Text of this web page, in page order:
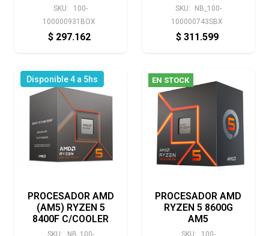
SKU:
100-
100000931BOX
$ 297.162
SKU:
NB_100-
100000743SBX
$ 311.599
Disponible 4 a 5hs
PROCESADOR AMD
(AM5) RYZEN 5
8400F C/COOLER
SKU:
NB_100-
EN STOCK
PROCESADOR AMD
RYZEN 5 8600G
AM5
SKU:
100-